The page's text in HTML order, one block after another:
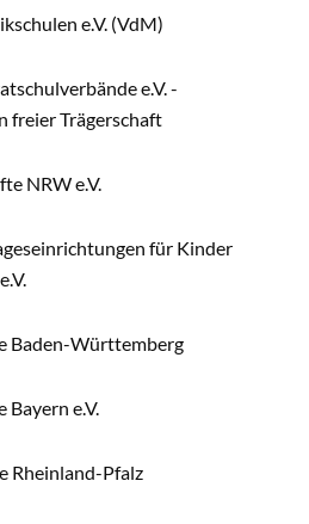
e.V. (VdM)
e.V. -
freier Trägerschaft
NRW e.V.
für Kinder
Baden-Württemberg
e.V.
Rheinland-Pfalz